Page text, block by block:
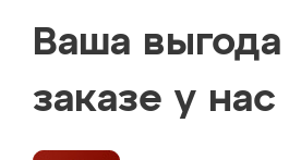
Ваша
заказе у нас